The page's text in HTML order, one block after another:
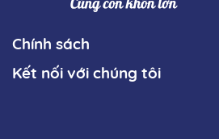
Chính sách
Kết nối với chúng tôi